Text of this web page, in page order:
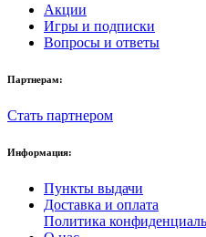
Акции
Игры и подписки
Вопросы и ответы
Партнерам:
Стать партнером
Информация:
Пункты выдачи
Доставка и оплата
Политика